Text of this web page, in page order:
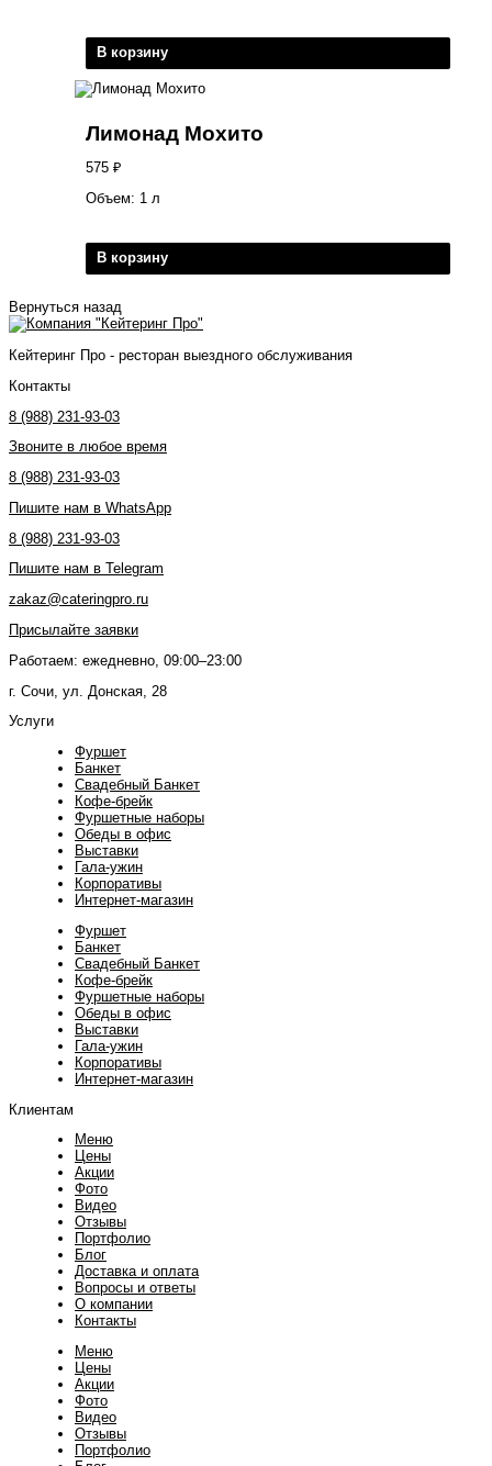
В корзину
Лимонад Мохито
575 ₽
Объем: 1 л
В корзину
Вернуться назад
Кейтеринг Про - ресторан выездного обслуживания
Контакты
8 (988) 231-93-03
Звоните в любое время
8 (988) 231-93-03
Пишите нам в WhatsApp
8 (988) 231-93-03
Пишите нам в Telegram
zakaz@cateringpro.ru
Присылайте заявки
Работаем: ежедневно, 09:00–23:00
г. Сочи, ул. Донская, 28
Услуги
Фуршет
Банкет
Свадебный Банкет
Кофе-брейк
Фуршетные наборы
Обеды в офис
Выставки
Гала-ужин
Корпоративы
Интернет-магазин
Фуршет
Банкет
Свадебный Банкет
Кофе-брейк
Фуршетные наборы
Обеды в офис
Выставки
Гала-ужин
Корпоративы
Интернет-магазин
Клиентам
Меню
Цены
Акции
Фото
Видео
Отзывы
Портфолио
Блог
Доставка и оплата
Вопросы и ответы
О компании
Контакты
Меню
Цены
Акции
Фото
Видео
Отзывы
Портфолио